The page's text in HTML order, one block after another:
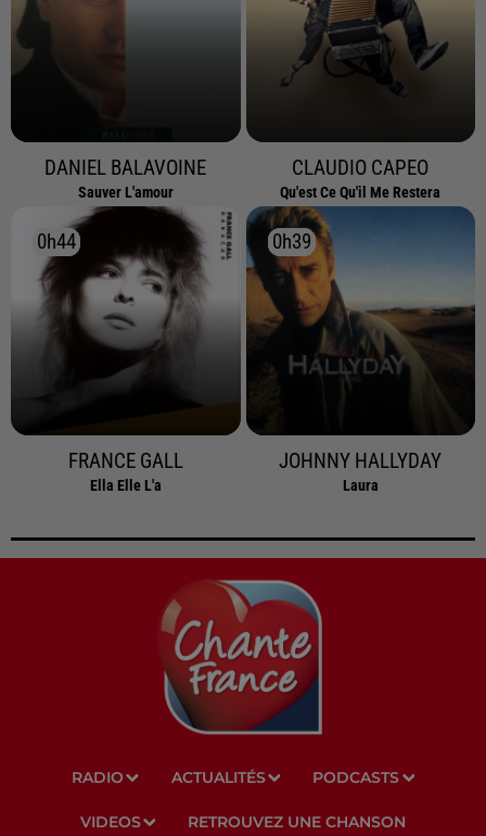
DANIEL BALAVOINE
Sauver L'amour
CLAUDIO CAPEO
Qu'est Ce Qu'il Me Restera
0h44
0h44
FRANCE GALL
Ella Elle L'a
0h39
0h39
JOHNNY HALLYDAY
Laura
RADIO ACTUALITÉS PODCASTS
VIDEOS RETROUVEZ UNE CHANSON